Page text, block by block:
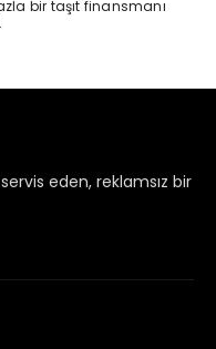
servis eden, reklamsız bir